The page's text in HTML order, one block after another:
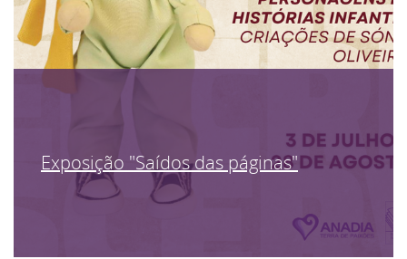
Exposição "Saídos das páginas"